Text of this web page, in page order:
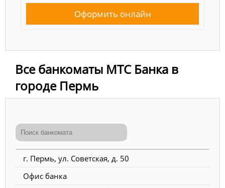
Оформить онлайн
Все банкоматы МТС Банка в
городе Пермь
г. Пермь, ул. Советская, д. 50
Офис банка